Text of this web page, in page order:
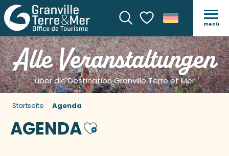
SucheVoir les favoris
menü
Alle Veranstaltungen
über die Destination Granville Terre et Mer
Startseite Agenda
AGENDAAjouter aux favoris